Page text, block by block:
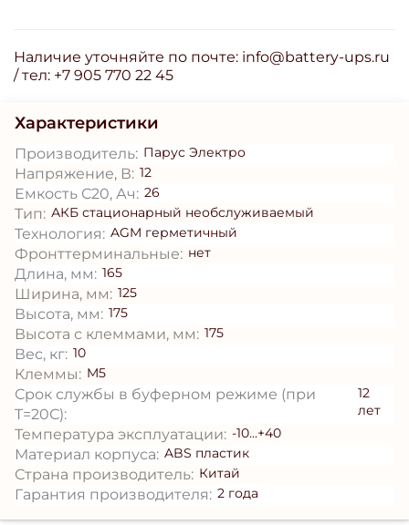
Наличие уточняйте по почте: info@battery-ups.ru
/ тел: +7 905 770 22 45
Характеристики
Производитель: Парус Электро
Напряжение, В: 12
Емкость С20, Ач: 26
Тип: АКБ стационарный необслуживаемый
Технология: AGM герметичный
Фронттерминальные: нет
Длина, мм: 165
Ширина, мм: 125
Высота, мм: 175
Высота с клеммами, мм: 175
Вес, кг: 10
Клеммы: M5
Срок службы в буферном режиме (при
T=20С):
12
лет
Температура эксплуатации: -10...+40
Материал корпуса: ABS пластик
Страна производитель: Китай
Гарантия производителя: 2 года